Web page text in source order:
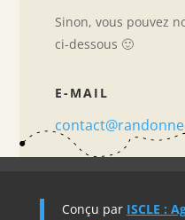
Sinon, vous pouvez
ci-dessous 🙂
E-MAIL
Conçu par ISCLE :